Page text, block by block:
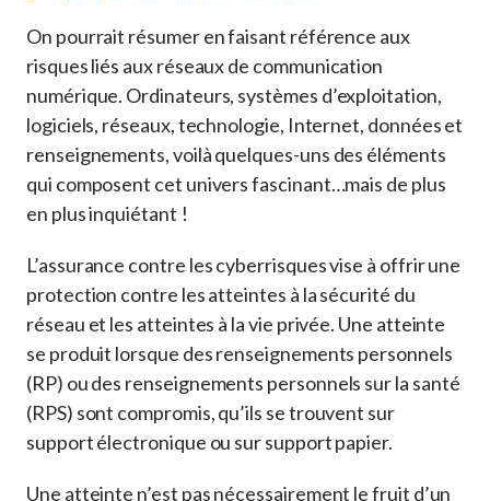
On pourrait résumer en faisant référence aux
risques liés aux réseaux de communication
numérique. Ordinateurs, systèmes d’exploitation,
logiciels, réseaux, technologie, Internet, données et
renseignements, voilà quelques-uns des éléments
qui composent cet univers fascinant…mais de plus
en plus inquiétant !
L’assurance contre les cyberrisques vise à offrir une
protection contre les atteintes à la sécurité du
réseau et les atteintes à la vie privée. Une atteinte
se produit lorsque des renseignements personnels
(RP) ou des renseignements personnels sur la santé
(RPS) sont compromis, qu’ils se trouvent sur
support électronique ou sur support papier.
Une atteinte n’est pas nécessairement le fruit d’un